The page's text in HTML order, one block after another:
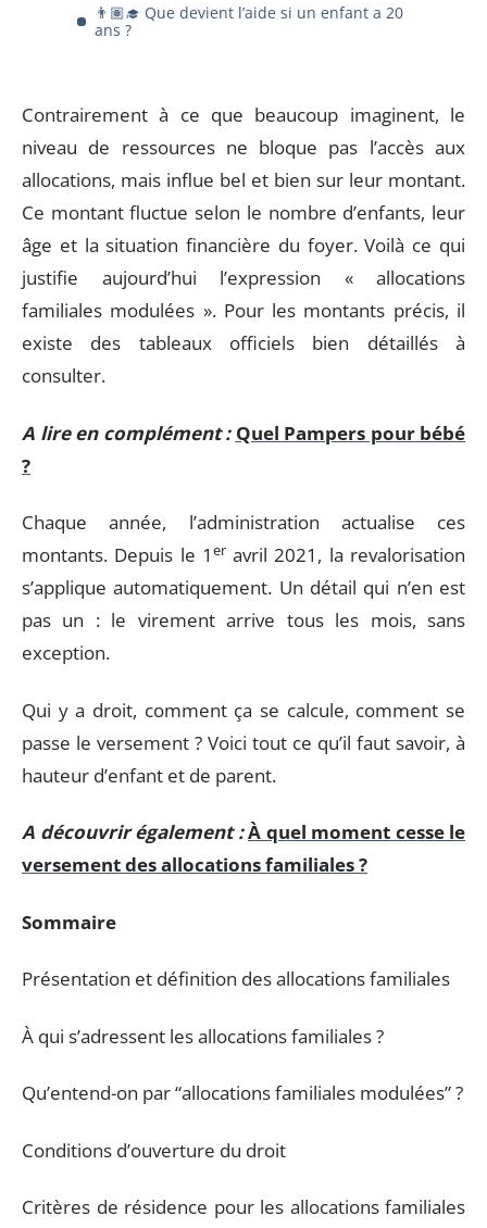
👨🏽‍🎓 Que devient l’aide si un enfant a 20
ans ?
Contrairement à ce que beaucoup imaginent, le
niveau de ressources ne bloque pas l’accès aux
allocations, mais influe bel et bien sur leur montant.
Ce montant fluctue selon le nombre d’enfants, leur
âge et la situation financière du foyer. Voilà ce qui
justifie aujourd’hui l’expression « allocations
familiales modulées ». Pour les montants précis, il
existe des tableaux officiels bien détaillés à
consulter.
A lire en complément : Quel Pampers pour bébé
?
Chaque année, l’administration actualise ces
montants. Depuis le 1 eravril 2021, la revalorisation
s’applique automatiquement. Un détail qui n’en est
pas un : le virement arrive tous les mois, sans
exception.
Qui y a droit, comment ça se calcule, comment se
passe le versement ? Voici tout ce qu’il faut savoir, à
hauteur d’enfant et de parent.
A découvrir également :À quel moment cesse le
versement des allocations familiales ?
Sommaire
Présentation et définition des allocations familiales
À qui s’adressent les allocations familiales ?
Qu’entend-on par “allocations familiales modulées” ?
Conditions d’ouverture du droit
Critères de résidence pour les allocations familiales